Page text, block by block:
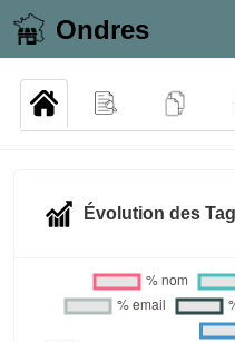
Ondres
Évolution des